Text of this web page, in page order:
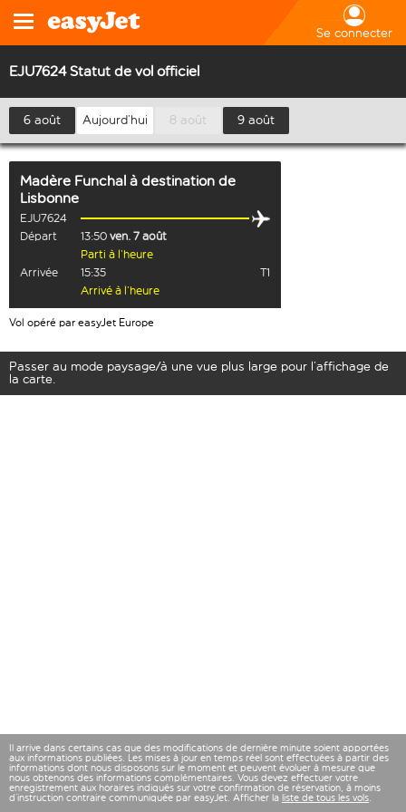
Se connecter
EJU7624 Statut de vol officiel
6 août Aujourd’hui 8 août 9 août
Madère Funchal à destination de
Lisbonne
EJU7624
Départ
13:50 ven. 7 août
Parti à l’heure
Arrivée
15:35
T1
Arrivé à l’heure
Vol opéré par easyJet Europe
Passer au mode paysage/à une vue plus large pour l’affichage de
la carte.
Il arrive dans certains cas que des modifications de dernière minute soient apportées
aux informations publiées. Les mises à jour en temps réel sont effectuées à partir des
informations dont nous disposons sur le moment et peuvent évoluer à mesure que
nous obtenons des informations complémentaires. Vous devez effectuer votre
enregistrement aux horaires indiqués sur votre confirmation de réservation, à moins
d’instruction contraire communiquée par easyJet. Afficher la liste de tous les vols.